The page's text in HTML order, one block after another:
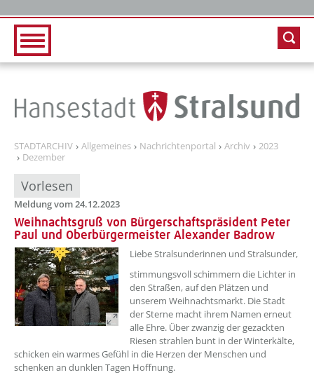
STADTARCHIV Allgemeines Nachrichtenportal Archiv
2023
Dezember
Vorlesen
Meldung vom 24.12.2023
Weihnachtsgruß von Bürgerschaftspräsident Peter
Paul und Oberbürgermeister Alexander Badrow
??? absaetzeOben[1]/titel ???
Liebe Stralsunderinnen und Stralsunder,
stimmungsvoll schimmern die Lichter in
den Straßen, auf den Plätzen und
unserem Weihnachtsmarkt. Die Stadt
der Sterne macht ihrem Namen erneut
alle Ehre. Über zwanzig der gezackten
Riesen strahlen bunt in der Winterkälte,
schicken ein warmes Gefühl in die Herzen der Menschen und
schenken an dunklen Tagen Hoffnung.